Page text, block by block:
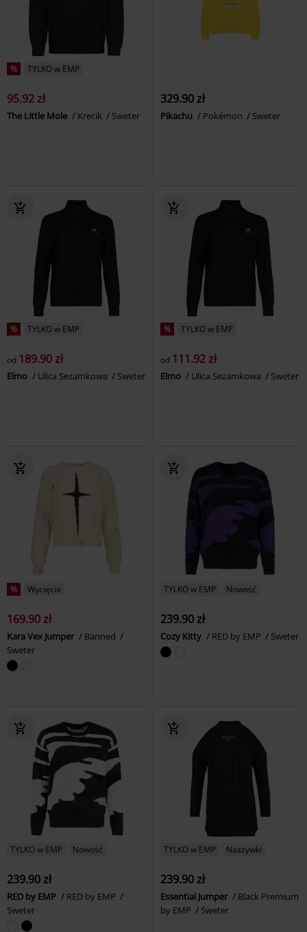
% TYLKO w EMP
95.92 zł
The Little Mole Krecik Sweter
329.90 zł
Pikachu Pokémon Sweter
% TYLKO w EMP
od 189.90 zł
Elmo Ulica Sezamkowa Sweter
% TYLKO w EMP
od 111.92 zł
Elmo Ulica Sezamkowa Sweter
% Wycięcia
169.90 zł
Kara Vex Jumper
Banned
Sweter
TYLKO w EMP Nowość
239.90 zł
Cozy Kitty RED by EMP Sweter
TYLKO w EMP Nowość
239.90 zł
RED by EMP
RED by EMP
Sweter
TYLKO w EMP Naszywki
239.90 zł
Essential Jumper
Black Premium
by EMP
Sweter